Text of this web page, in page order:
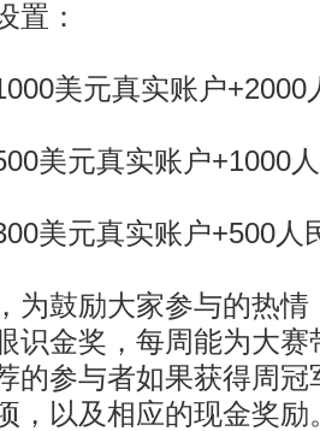
：
美元真实账户+2000
元真实账户+1000人
元真实账户+500人
鼓励大家参与的热情
识金奖，每周能为大赛
的参与者如果获得周冠
，以及相应的现金奖励